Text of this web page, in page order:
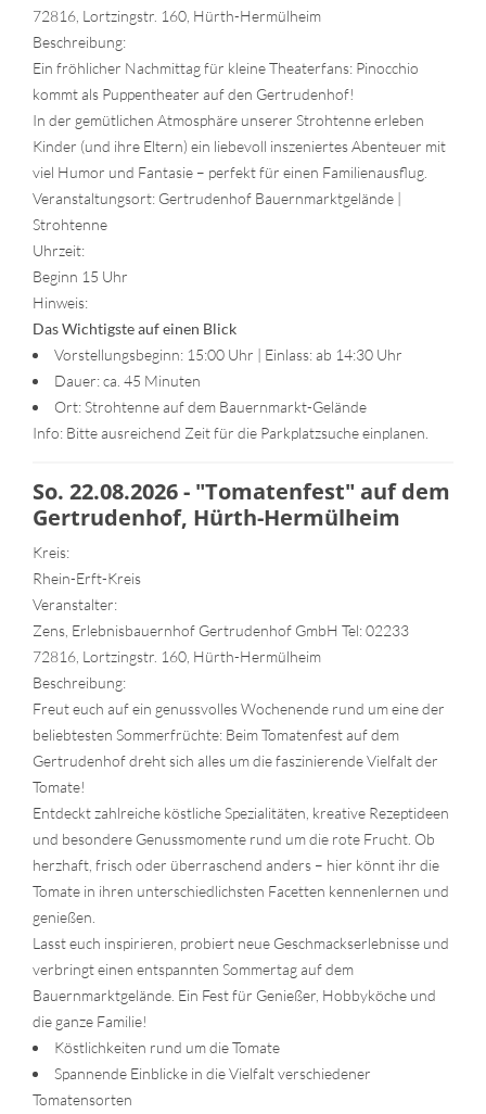
72816, Lortzingstr. 160, Hürth-Hermülheim
Beschreibung:
Ein fröhlicher Nachmittag für kleine Theaterfans: Pinocchio
kommt als Puppentheater auf den Gertrudenhof!
In der gemütlichen Atmosphäre unserer Strohtenne erleben
Kinder (und ihre Eltern) ein liebevoll inszeniertes Abenteuer mit
viel Humor und Fantasie – perfekt für einen Familienausflug.
Veranstaltungsort: Gertrudenhof Bauernmarktgelände |
Strohtenne
Uhrzeit:
Beginn 15 Uhr
Hinweis:
Das Wichtigste auf einen Blick
Vorstellungsbeginn: 15:00 Uhr | Einlass: ab 14:30 Uhr
Dauer: ca. 45 Minuten
Ort: Strohtenne auf dem Bauernmarkt-Gelände
Info: Bitte ausreichend Zeit für die Parkplatzsuche einplanen.
So. 22.08.2026 - "Tomatenfest" auf dem
Gertrudenhof, Hürth-Hermülheim
Kreis:
Rhein-Erft-Kreis
Veranstalter:
Zens, Erlebnisbauernhof Gertrudenhof GmbH Tel: 02233
72816, Lortzingstr. 160, Hürth-Hermülheim
Beschreibung:
Freut euch auf ein genussvolles Wochenende rund um eine der
beliebtesten Sommerfrüchte: Beim Tomatenfest auf dem
Gertrudenhof dreht sich alles um die faszinierende Vielfalt der
Tomate!
Entdeckt zahlreiche köstliche Spezialitäten, kreative Rezeptideen
und besondere Genussmomente rund um die rote Frucht. Ob
herzhaft, frisch oder überraschend anders – hier könnt ihr die
Tomate in ihren unterschiedlichsten Facetten kennenlernen und
genießen.
Lasst euch inspirieren, probiert neue Geschmackserlebnisse und
verbringt einen entspannten Sommertag auf dem
Bauernmarktgelände. Ein Fest für Genießer, Hobbyköche und
die ganze Familie!
Köstlichkeiten rund um die Tomate
Spannende Einblicke in die Vielfalt verschiedener
Tomatensorten